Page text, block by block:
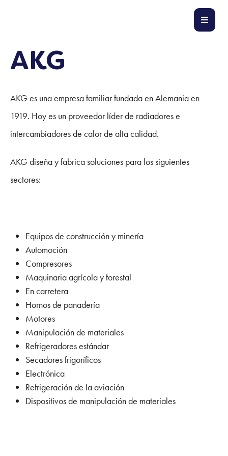
AKG
AKG es una empresa familiar fundada en Alemania en
1919. Hoy es un proveedor líder de radiadores e
intercambiadores de calor de alta calidad.
AKG diseña y fabrica soluciones para los siguientes
sectores:
Equipos de construcción y minería
Automoción
Compresores
Maquinaria agrícola y forestal
En carretera
Hornos de panadería
Motores
Manipulación de materiales
Refrigeradores estándar
Secadores frigoríficos
Electrónica
Refrigeración de la aviación
Dispositivos de manipulación de materiales